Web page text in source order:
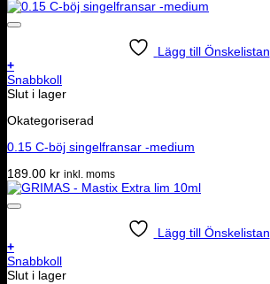
Lägg till Önskelistan
+
Snabbkoll
Slut i lager
Okategoriserad
0.15 C-böj singelfransar -medium
189.00 kr inkl. moms
Lägg till Önskelistan
+
Snabbkoll
Slut i lager